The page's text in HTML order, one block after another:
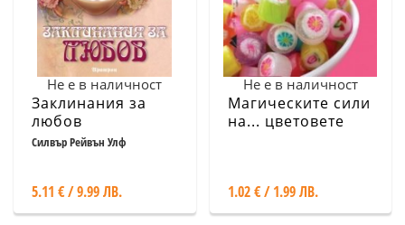
Не е в наличност
Заклинания за
любов
Силвър Рейвън Улф
5.11 € / 9.99 ЛВ.
Не е в наличност
Магическите сили
на... цветовете
1.02 € / 1.99 ЛВ.